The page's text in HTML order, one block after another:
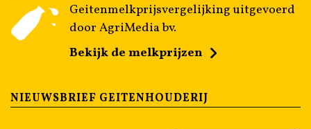
Geitenmelkprijsvergelijking uitgevoerd
door AgriMedia bv.
Bekijk de melkprijzen
NIEUWSBRIEF GEITENHOUDERIJ